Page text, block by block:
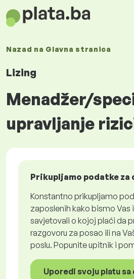
Nazad na Glavna stranica
Lizing
Menadžer/
upravljanje
Prikupljamo podatke za
Konstantno prikupljamo
zaposlenih kako bismo Vas
savjetovali o kojoj plaći da
razgovoru za posao ili na
poslu. Popunite upitnik i
Uporedi svoju platu sa